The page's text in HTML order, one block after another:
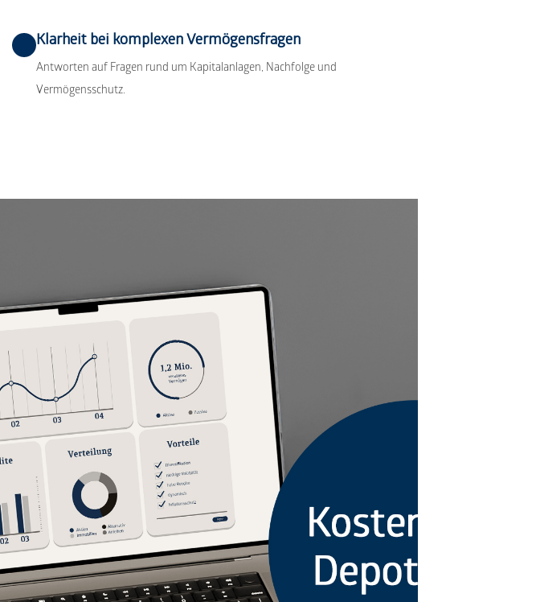
Klarheit bei komplexen Vermögensfragen
Antworten auf Fragen rund um Kapitalanlagen, Nachfolge und
Vermögensschutz.